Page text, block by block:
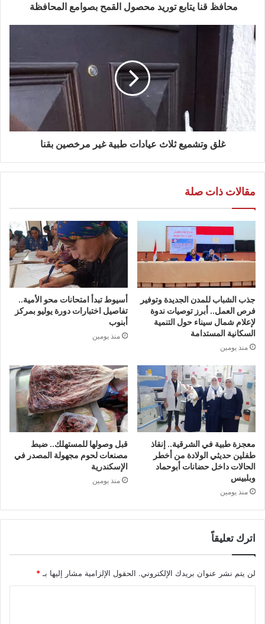
محافظ قنا يتابع توريد محصول القمح بصوامع المحافظة
غلق وتشميع ثلاث عيادات طبية غير مرخصين بقنا
مقالات ذات صلة
جذب الشباب للمدن الجديدة وتوفير
فرص العمل.. أبرز توصيات ندوة
لإعلام شمال سيناء حول التنمية
السكانية المستدامة
منذ يومين
أسيوط تبدأ امتحانات محو الأمية..
تفاصيل اختبارات دورة يوليو بمركز
أبنوب
منذ يومين
معجزة طبية في الشرقية.. إنقاذ
طفلين حديثي الولادة من أخطر
الحالات داخل حضانات أبوحماد
وبلبيس
منذ يومين
قبل وصولها للمستهلك.. ضبط
مصنعات لحوم مجهولة المصدر في
الإسكندرية
منذ يومين
اترك تعليقاً
لن يتم نشر عنوان بريدك الإلكتروني. الحقول الإلزامية مشار إليها بـ *